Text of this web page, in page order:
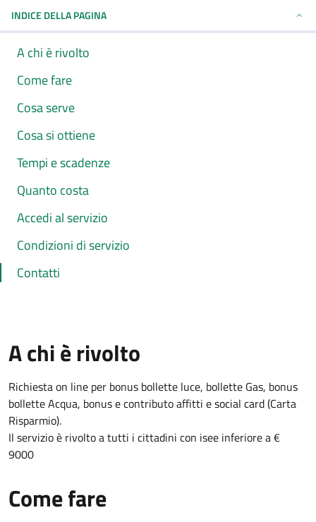
INDICE DELLA PAGINA
A chi è rivolto
Come fare
Cosa serve
Cosa si ottiene
Tempi e scadenze
Quanto costa
Accedi al servizio
Condizioni di servizio
Contatti
A chi è rivolto
Richiesta on line per bonus bollette luce, bollette Gas, bonus
bollette Acqua, bonus e contributo affitti e social card (Carta
Risparmio).
Il servizio è rivolto a tutti i cittadini con isee inferiore a €
9000
Come fare